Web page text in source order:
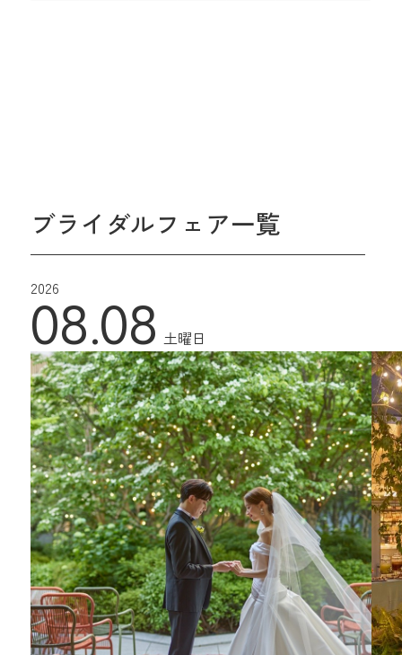
ブライダルフェア一覧
2026
08.08 土曜日